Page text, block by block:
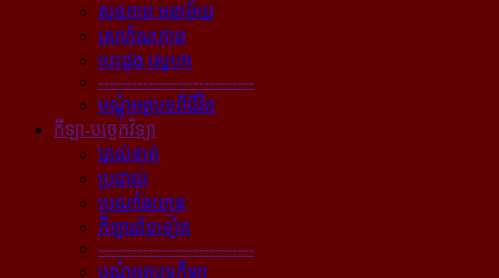
សុខភាព អនាម័យ
សោភ័ណភាព
បេះដូង ស្នេហា
----------------------------
បណ្ដុំអត្ថបទពីជីវិត
កីឡា-បច្ចេកវិទ្យា
បាល់ទាត់
ប្រដាល់
ប្រណាំងយាន
កីឡាដទៃទៀត
----------------------------
បណ្ដុំអត្ថបទកីឡា